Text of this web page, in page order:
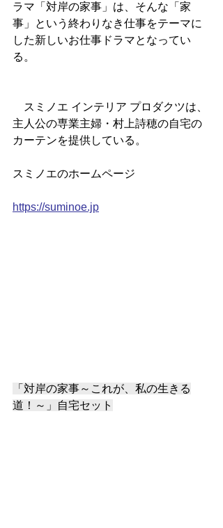
ラマ「対岸の家事」は、そんな「家
事」という終わりなき仕事をテーマに
した新しいお仕事ドラマとなってい
る。
スミノエ インテリア プロダクツは、
主人公の専業主婦・村上詩穂の自宅の
カーテンを提供している。
スミノエのホームページ
https://suminoe.jp
「対岸の家事～これが、私の生きる
道！～」自宅セット